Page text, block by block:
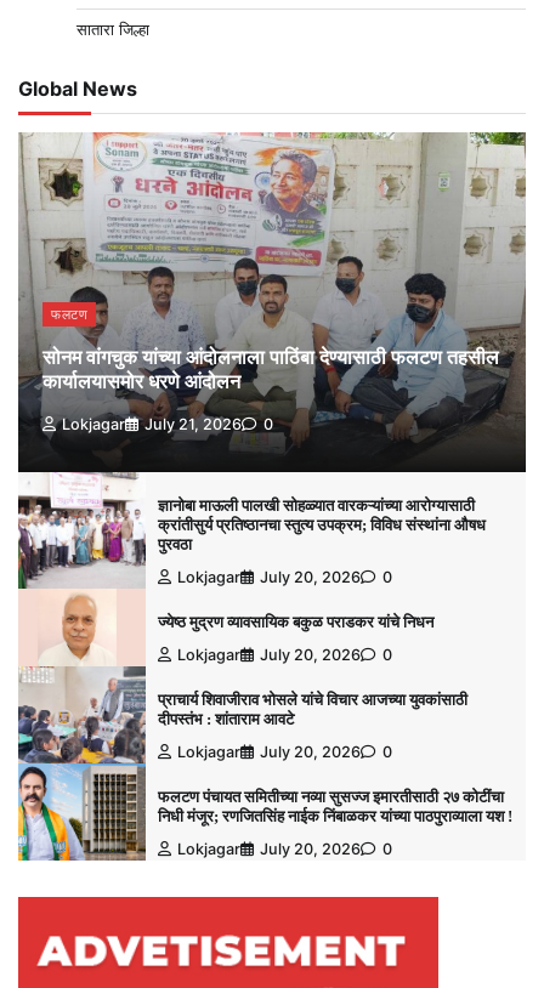
सातारा जिल्हा
Global News
फलटण
सोनम वांगचुक यांच्या आंदोलनाला पाठिंबा देण्यासाठी फलटण तहसील
कार्यालयासमोर धरणे आंदोलन
Lokjagar July 21, 2026 0
ज्ञानोबा माऊली पालखी सोहळ्यात वारकऱ्यांच्या आरोग्यासाठी
क्रांतीसुर्य प्रतिष्ठानचा स्तुत्य उपक्रम; विविध संस्थांना औषध
पुरवठा
Lokjagar
July 20, 2026 0
ज्येष्ठ मुद्रण व्यावसायिक बकुळ पराडकर यांचे निधन
Lokjagar
July 20, 2026 0
प्राचार्य शिवाजीराव भोसले यांचे विचार आजच्या युवकांसाठी
दीपस्तंभ : शांताराम आवटे
Lokjagar
July 20, 2026 0
फलटण पंचायत समितीच्या नव्या सुसज्ज इमारतीसाठी २७ कोटींचा
निधी मंजूर; रणजितसिंह नाईक निंबाळकर यांच्या पाठपुराव्याला यश !
Lokjagar
July 20, 2026 0